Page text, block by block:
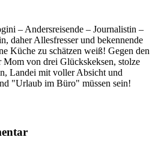
– Andersreisende – Journalistin –
daher Allesfresser und bekennende
Küche zu schätzen weiß! Gegen den
Mom von drei Glückskeksen, stolze
Landei mit voller Absicht und
"Urlaub im Büro" müssen sein!